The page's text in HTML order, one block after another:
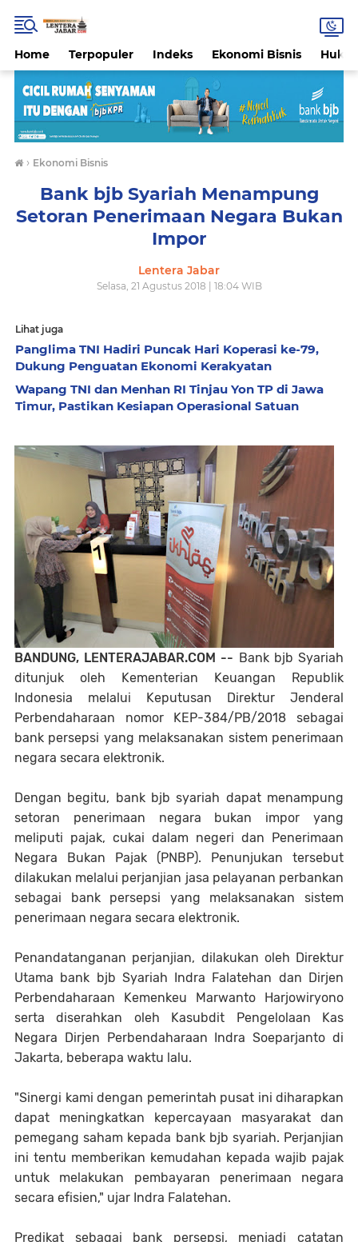
Home Terpopuler Indeks Ekonomi Bisnis
› Ekonomi Bisnis
Bank bjb Syariah Menampung
Setoran Penerimaan Negara Bukan
Impor
Lentera Jabar
Selasa, 21 Agustus 2018 | 18:04 WIB
Lihat juga
Panglima TNI Hadiri Puncak Hari Koperasi ke-79,
Dukung Penguatan Ekonomi Kerakyatan
Wapang TNI dan Menhan RI Tinjau Yon TP di Jawa
Timur, Pastikan Kesiapan Operasional Satuan
BANDUNG, LENTERAJABAR.COM -- Bank bjb Syariah
ditunjuk oleh Kementerian Keuangan Republik
Indonesia melalui Keputusan Direktur Jenderal
Perbendaharaan nomor KEP-384/PB/2018 sebagai
bank persepsi yang melaksanakan sistem penerimaan
negara secara elektronik.
Dengan begitu, bank bjb syariah dapat menampung
setoran penerimaan negara bukan impor yang
meliputi pajak, cukai dalam negeri dan Penerimaan
Negara Bukan Pajak (PNBP). Penunjukan tersebut
dilakukan melalui perjanjian jasa pelayanan perbankan
sebagai bank persepsi yang melaksanakan sistem
penerimaan negara secara elektronik.
Penandatanganan perjanjian, dilakukan oleh Direktur
Utama bank bjb Syariah Indra Falatehan dan Dirjen
Perbendaharaan Kemenkeu Marwanto Harjowiryono
serta diserahkan oleh Kasubdit Pengelolaan Kas
Negara Dirjen Perbendaharaan Indra Soeparjanto di
Jakarta, beberapa waktu lalu.
"Sinergi kami dengan pemerintah pusat ini diharapkan
dapat meningkatkan kepercayaan masyarakat dan
pemegang saham kepada bank bjb syariah. Perjanjian
ini tentu memberikan kemudahan kepada wajib pajak
untuk melakukan pembayaran penerimaan negara
secara efisien," ujar Indra Falatehan.
Predikat sebagai bank persepsi, menjadi catatan